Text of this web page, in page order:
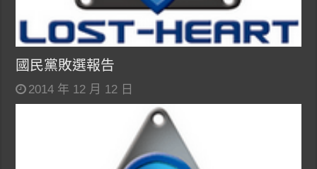
國民黨敗選報告
2014 年 12 月 12 日